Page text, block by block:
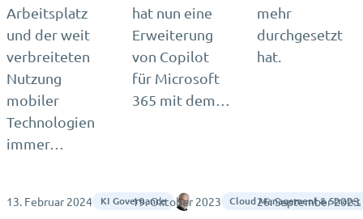
Arbeitsplatz
und der weit
verbreiteten
Nutzung
mobiler
Technologien
immer…
hat nun eine
Erweiterung
von Copilot
für Microsoft
365 mit dem…
mehr
durchgesetzt
hat.
13. Februar 2024 KI Governance Ragnar Heil
19. Oktober 2023 Cloud Management &
26. September 2023